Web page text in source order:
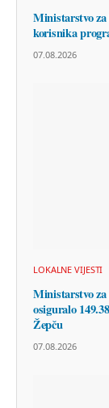
Ministarstvo
korisnika
07.08.2026
LOKALNE VIJESTI
Ministarstvo
osiguralo
Žepču
07.08.2026